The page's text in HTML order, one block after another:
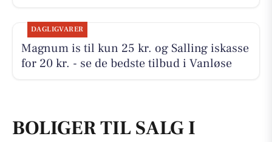
DAGLIGVARER
Magnum is til kun 25 kr. og Salling iskasse
for 20 kr. - se de bedste tilbud i Vanløse
BOLIGER TIL SALG I